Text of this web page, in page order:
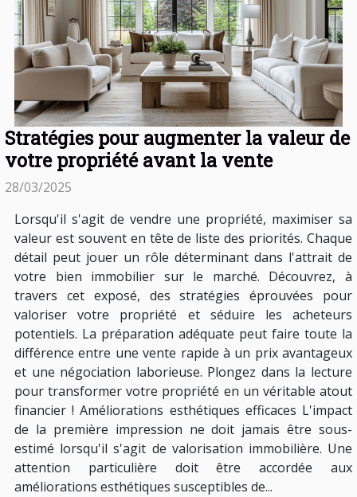
Stratégies pour augmenter la valeur de
votre propriété avant la vente
28/03/2025
Lorsqu'il s'agit de vendre une propriété, maximiser sa
valeur est souvent en tête de liste des priorités. Chaque
détail peut jouer un rôle déterminant dans l'attrait de
votre bien immobilier sur le marché. Découvrez, à
travers cet exposé, des stratégies éprouvées pour
valoriser votre propriété et séduire les acheteurs
potentiels. La préparation adéquate peut faire toute la
différence entre une vente rapide à un prix avantageux
et une négociation laborieuse. Plongez dans la lecture
pour transformer votre propriété en un véritable atout
financier ! Améliorations esthétiques efficaces L'impact
de la première impression ne doit jamais être sous-
estimé lorsqu'il s'agit de valorisation immobilière. Une
attention particulière doit être accordée aux
améliorations esthétiques susceptibles de...